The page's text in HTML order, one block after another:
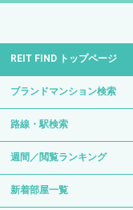
REIT FIND トップページ
ブランドマンション検索
路線・駅検索
週間／閲覧ランキング
新着部屋一覧